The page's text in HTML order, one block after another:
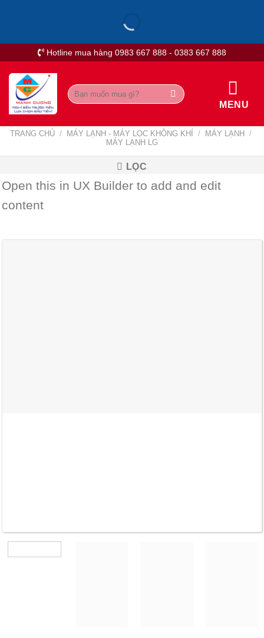
Hotline mua hàng 0983 667 888 - 0383 667 888
Tìm
kiếm:
MENU
TRANG CHỦ / MÁY LẠNH - MÁY LỌC KHÔNG KHÍ / MÁY LẠNH
/
MÁY LẠNH LG
LỌC
Open this in UX Builder to add and edit
content